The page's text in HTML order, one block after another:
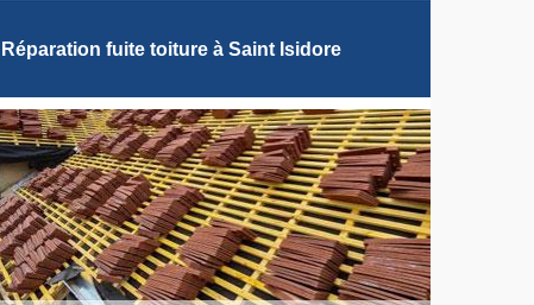
Réparation fuite toiture à Saint Isidore